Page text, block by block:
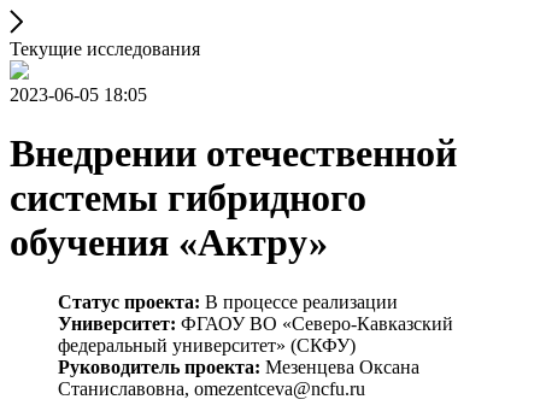
Текущие исследования
2023-06-05 18:05
Внедрении отечественной
системы гибридного
обучения «Актру»
Статус проекта: В процессе реализации
Университет: ФГАОУ ВО «Северо-Кавказский
федеральный университет» (СКФУ)
Руководитель проекта: Мезенцева Оксана
Станиславовна, omezentceva@ncfu.ru